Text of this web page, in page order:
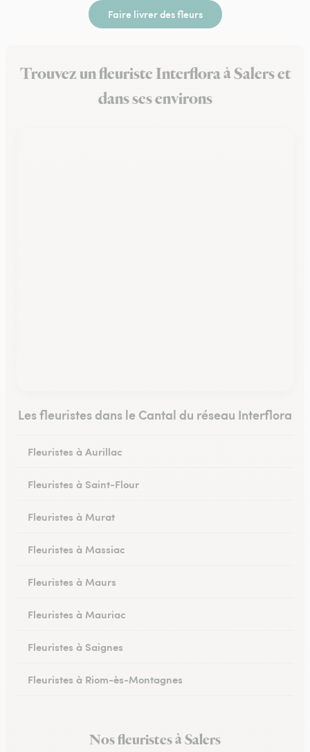
Faire livrer des fleurs
Trouvez un fleuriste Interflora à Salers et
dans ses environs
Les fleuristes dans le Cantal du réseau Interflora
Fleuristes à Aurillac
Fleuristes à Saint-Flour
Fleuristes à Murat
Fleuristes à Massiac
Fleuristes à Maurs
Fleuristes à Mauriac
Fleuristes à Saignes
Fleuristes à Riom-ès-Montagnes
Nos fleuristes à Salers